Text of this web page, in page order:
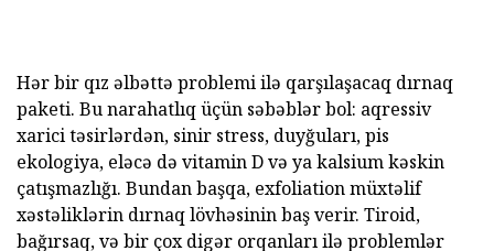
Hər bir qız əlbəttə problemi ilə qarşılaşacaq dırnaq
paketi. Bu narahatlıq üçün səbəblər bol: aqressiv
xarici təsirlərdən, sinir stress, duyğuları, pis
ekologiya, eləcə də vitamin D və ya kalsium kəskin
çatışmazlığı. Bundan başqa, exfoliation müxtəlif
xəstəliklərin dırnaq lövhəsinin baş verir. Tiroid,
bağırsaq, və bir çox digər orqanları ilə problemlər